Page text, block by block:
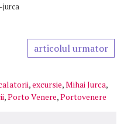
jurca
articolul urmator
,excursie,Mihai Jurca,
,Porto Venere,Portovenere